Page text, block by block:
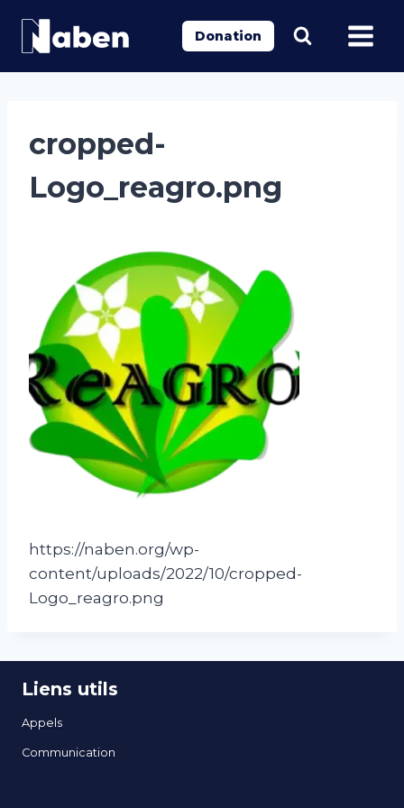
Donation
cropped-
Logo_reagro.png
https://naben.org/wp-
content/uploads/2022/10/cropped-
Logo_reagro.png
Liens utils
Appels
Communication